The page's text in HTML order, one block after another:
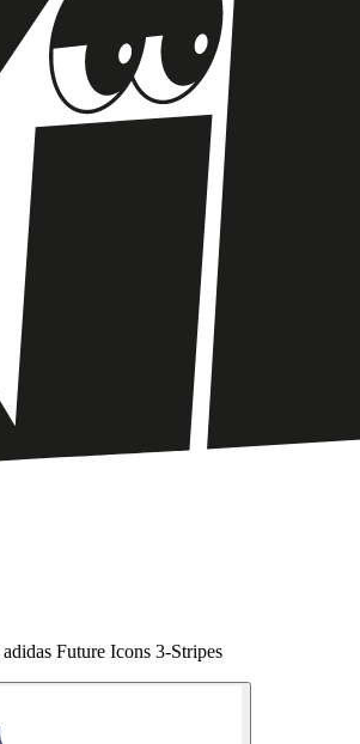
Future Icons 3-Stripes